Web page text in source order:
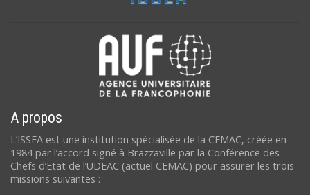
A propos
L’ISSEA est une institution spécialisée de la CEMAC, créée en
1984 par l’accord signé à Brazzaville par la Conférence des
Chefs d’Etat de l’UDEAC (actuel CEMAC) pour assurer les trois
missions suivantes :